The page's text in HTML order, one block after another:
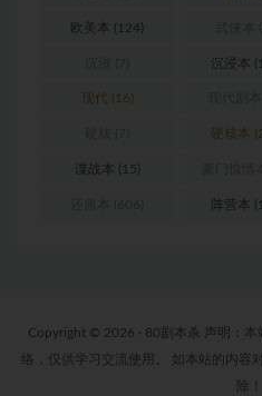
欧美本 (124)
沉浸本
现代 (16)
硬核本
谍战本 (15)
阵营本
Copyright © 2026 · 80剧本杀 声明：
络，仅供学习交流使用。 如本站的内容
除！